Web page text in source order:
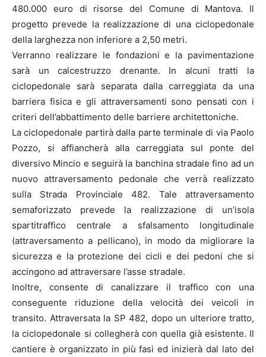
480.000 euro di risorse del Comune di Mantova. Il
progetto prevede la realizzazione di una ciclopedonale
della larghezza non inferiore a 2,50 metri.
Verranno realizzare le fondazioni e la pavimentazione
sarà un calcestruzzo drenante. In alcuni tratti la
ciclopedonale sarà separata dalla carreggiata da una
barriera fisica e gli attraversamenti sono pensati con i
criteri dell’abbattimento delle barriere architettoniche.
La ciclopedonale partirà dalla parte terminale di via Paolo
Pozzo, si affiancherà alla carreggiata sul ponte del
diversivo Mincio e seguirà la banchina stradale fino ad un
nuovo attraversamento pedonale che verrà realizzato
sulla Strada Provinciale 482. Tale attraversamento
semaforizzato prevede la realizzazione di un’isola
spartitraffico centrale a sfalsamento longitudinale
(attraversamento a pellicano), in modo da migliorare la
sicurezza e la protezione dei cicli e dei pedoni che si
accingono ad attraversare l’asse stradale.
Inoltre, consente di canalizzare il traffico con una
conseguente riduzione della velocità dei veicoli in
transito. Attraversata la SP 482, dopo un ulteriore tratto,
la ciclopedonale si collegherà con quella già esistente. Il
cantiere è organizzato in più fasi ed inizierà dal lato del